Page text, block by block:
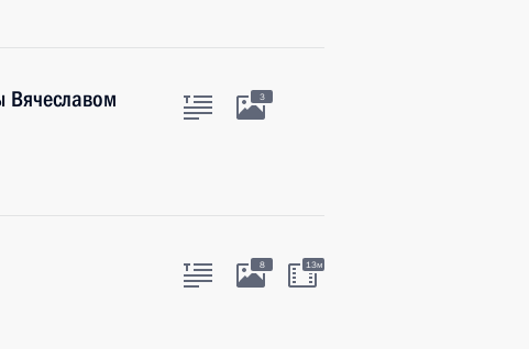
Вячеславом
3
8 13м